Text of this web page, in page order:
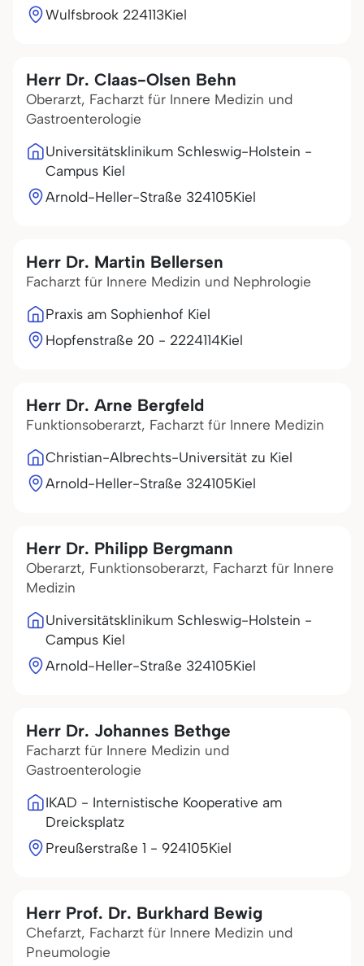
Wulfsbrook 224113Kiel
Herr Dr. Claas-Olsen Behn
Oberarzt, Facharzt für Innere Medizin und
Gastroenterologie
Universitätsklinikum Schleswig-Holstein -
Campus Kiel
Arnold-Heller-Straße 324105Kiel
Herr Dr. Martin Bellersen
Facharzt für Innere Medizin und Nephrologie
Praxis am Sophienhof Kiel
Hopfenstraße 20 - 2224114Kiel
Herr Dr. Arne Bergfeld
Funktionsoberarzt, Facharzt für Innere Medizin
Christian-Albrechts-Universität zu Kiel
Arnold-Heller-Straße 324105Kiel
Herr Dr. Philipp Bergmann
Oberarzt, Funktionsoberarzt, Facharzt für Innere
Medizin
Universitätsklinikum Schleswig-Holstein -
Campus Kiel
Arnold-Heller-Straße 324105Kiel
Herr Dr. Johannes Bethge
Facharzt für Innere Medizin und
Gastroenterologie
IKAD - Internistische Kooperative am
Dreicksplatz
Preußerstraße 1 - 924105Kiel
Herr Prof. Dr. Burkhard Bewig
Chefarzt, Facharzt für Innere Medizin und
Pneumologie